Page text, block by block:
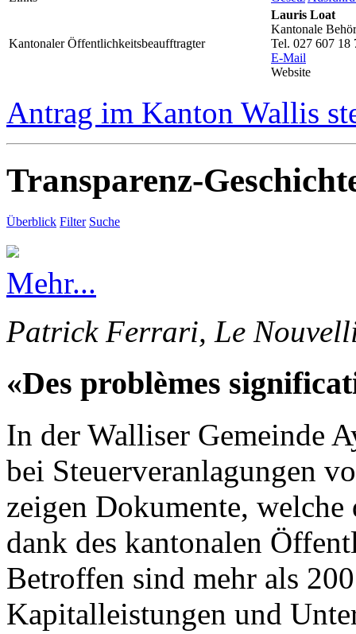
Kantonaler Öffentlichkeitsbeaufftragter
Lauris Loat
Kantonale
Tel. 027 607 18
E-Mail
Website
Antrag im Kanton Wallis
Transparenz-
Überblick Filter Suche
Mehr...
Patrick Ferrari, Le
«Des problèmes
In der Walliser Gemeinde
bei Steuerveranlagungen
zeigen Dokumente,
dank des kantonalen
Betroffen sind mehr als
Kapitalleistungen und